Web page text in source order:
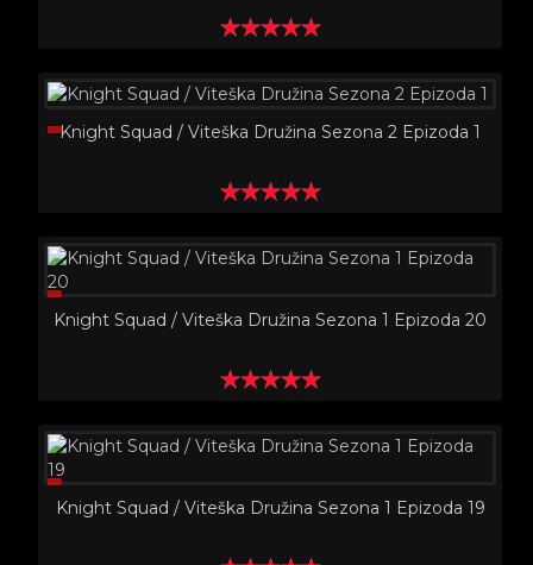
Knight Squad / Viteška Družina Sezona 2 Epizoda 1
Knight Squad / Viteška Družina Sezona 1 Epizoda 20
Knight Squad / Viteška Družina Sezona 1 Epizoda 19